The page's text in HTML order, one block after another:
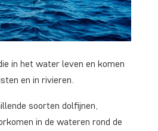
in het water leven en komen
en in rivieren.
soorten dolfijnen,
in de wateren rond de